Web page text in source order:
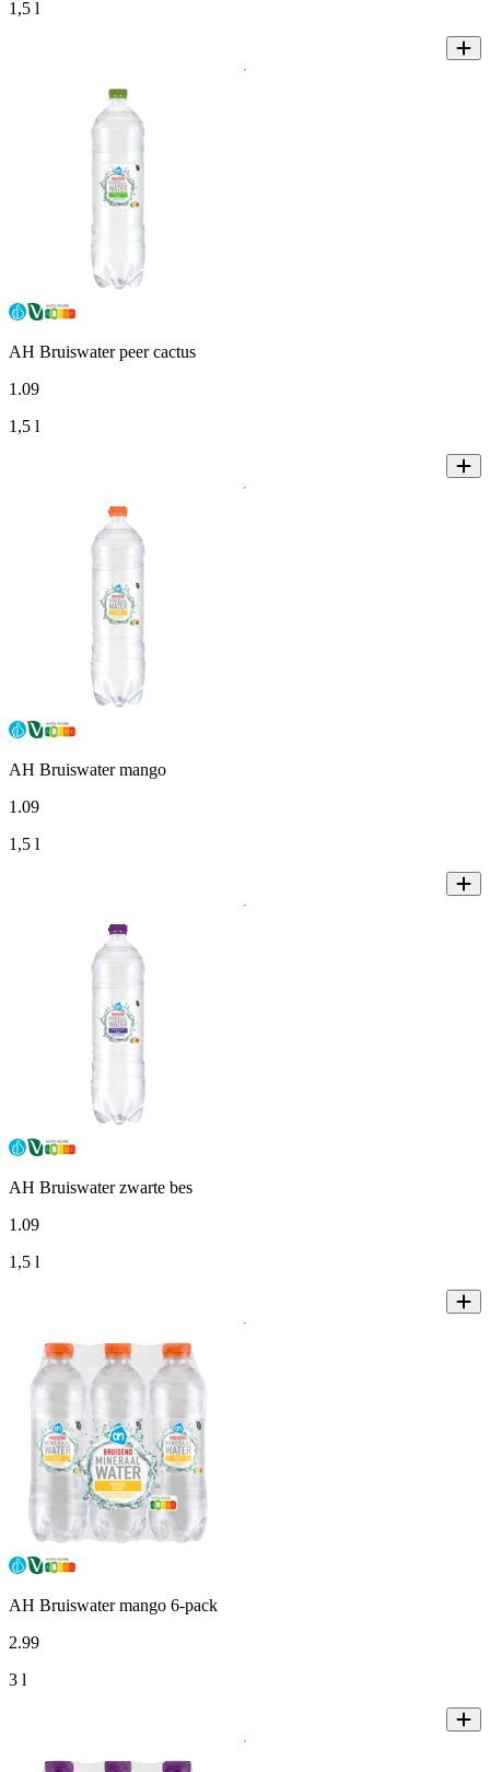
1,5 l
AH Bruiswater peer cactus
1 .09
1,5 l
AH Bruiswater mango
1 .09
1,5 l
AH Bruiswater zwarte bes
1 .09
1,5 l
AH Bruiswater mango 6-pack
2.99
3 l